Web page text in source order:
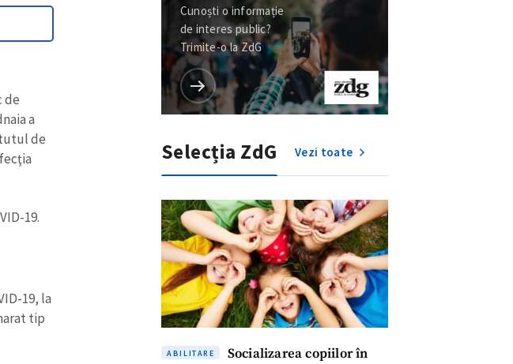
de
a
de
19.
19, la
tip
Cunoști o informație
de interes public?
Trimite-o la ZdG
Selecția ZdG Vezi toate
ABILITARE
Socializarea copiilor în